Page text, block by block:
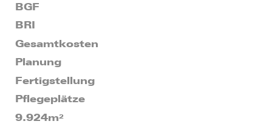
BGF
BRI
Gesamtkosten
Planung
Fertigstellung
Pflegeplätze
9.924m²